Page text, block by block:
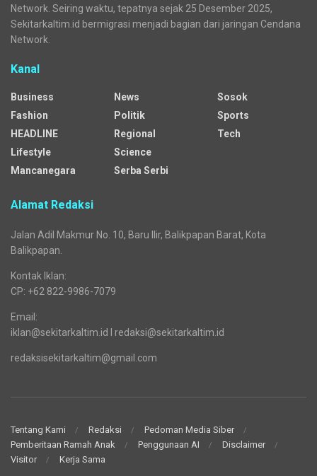
Network. Seiring waktu, tepatnya sejak 25 Desember 2025,
Sekitarkaltim.id bermigrasi menjadi bagian dari jaringan Cendana
Network.
Kanal
Business
Fashion
HEADLINE
Lifestyle
Mancanegara
News
Politik
Regional
Science
Serba Serbi
Sosok
Sports
Tech
Alamat Redaksi
Jalan Adil Makmur No. 10, Baru Ilir, Balikpapan Barat, Kota
Balikpapan.
Kontak Iklan:
CP: +62 822-9986-7079
Email:
iklan@sekitarkaltim.id I redaksi@sekitarkaltim.id
redaksisekitarkaltim@gmail.com
Tentang Kami Redaksi
Pedoman Media Siber
Pemberitaan Ramah Anak
Penggunaan AI
Disclaimer
Visitor
Kerja Sama